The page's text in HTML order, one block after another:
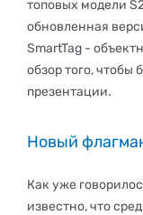
топовых модели
обновленная
SmartTag -
обзор того, чтобы
презентации.
Новый
Как уже
известно, что